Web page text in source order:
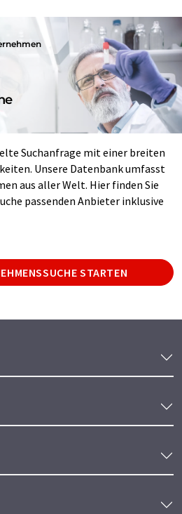
Suchanfrage mit einer breiten
Unsere Datenbank umfasst
aus aller Welt. Hier finden Sie
passenden Anbieter inklusive
STARTEN